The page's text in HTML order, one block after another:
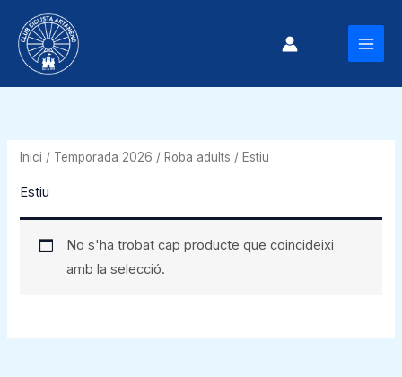
contingut
Inici / Temporada 2026 / Roba adults / Estiu
Estiu
No s'ha trobat cap producte que coincideixi
amb la selecció.